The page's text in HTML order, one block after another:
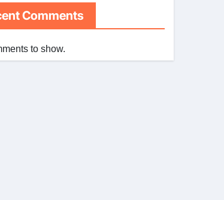
Comments
to show.